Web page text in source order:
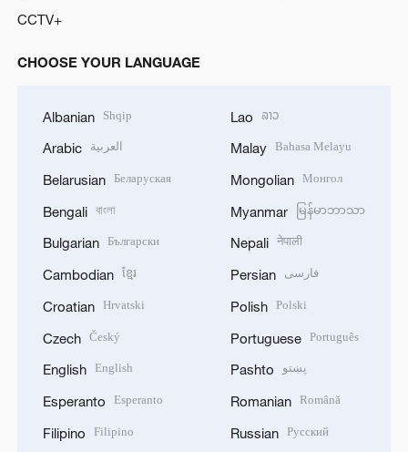
CCTV+
CHOOSE YOUR LANGUAGE
Albanian Shqip
Arabic العربية
Belarusian Беларуская
Bengali বাংলা
Bulgarian Български
Cambodian ខ្មែរ
Croatian Hrvatski
Czech Český
English English
Esperanto Esperanto
Filipino Filipino
Lao ລາວ
Malay Bahasa Melayu
Mongolian Монгол
Myanmar မြန်မာဘာသာ
Nepali नेपाली
Persian فارسی
Polish Polski
Portuguese Português
Pashto پښتو
Romanian Română
Russian Русский